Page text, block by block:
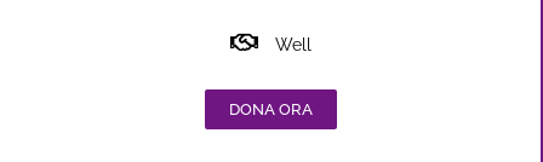
Well
DONA ORA